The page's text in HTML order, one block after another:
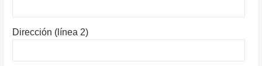
Dirección (línea 2)